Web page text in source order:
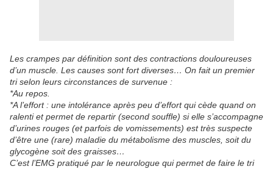
Les crampes par définition sont des contractions douloureuses
d’un muscle. Les causes sont fort diverses… On fait un premier
tri selon leurs circonstances de survenue :
*Au repos.
*A l’effort : une intolérance après peu d’effort qui cède quand on
ralenti et permet de repartir (second souffle) si elle s’accompagne
d’urines rouges (et parfois de vomissements) est très suspecte
d’être une (rare) maladie du métabolisme des muscles, soit du
glycogène soit des graisses…
C’est l’EMG pratiqué par le neurologue qui permet de faire le tri